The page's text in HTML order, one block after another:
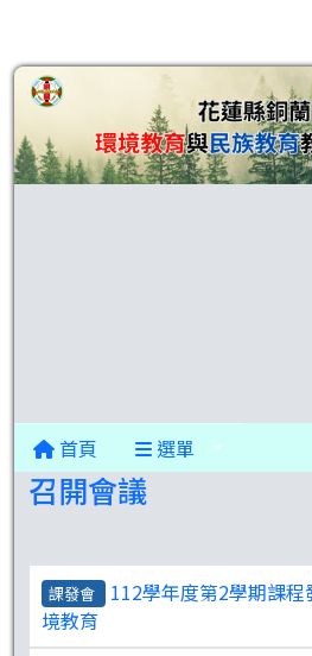
首頁 選單
召開會議
課發會
112學年度第2學期課
境教育